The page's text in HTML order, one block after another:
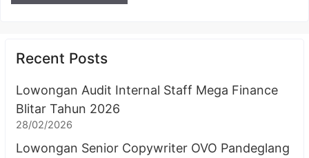
Recent Posts
Lowongan Audit Internal Staff Mega Finance
Blitar Tahun 2026
28/02/2026
Lowongan Senior Copywriter OVO Pandeglang